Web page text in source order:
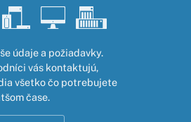
údaje a požiadavky.
vás kontaktujú,
všetko čo potrebujete
čase.